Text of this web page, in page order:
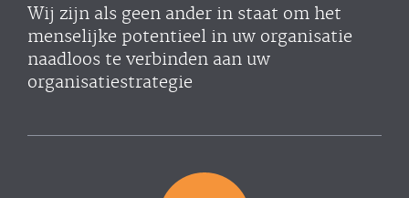
Wij zijn als geen ander in staat om het
menselijke potentieel in uw organisatie
naadloos te verbinden aan uw
organisatiestrategie